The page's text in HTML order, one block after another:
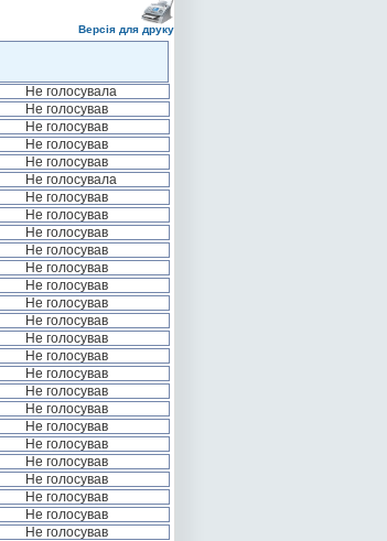
Версія для друку
Не голосувала
Не голосував
Не голосував
Не голосував
Не голосував
Не голосувала
Не голосував
Не голосував
Не голосував
Не голосував
Не голосував
Не голосував
Не голосував
Не голосував
Не голосував
Не голосував
Не голосував
Не голосував
Не голосував
Не голосував
Не голосував
Не голосував
Не голосував
Не голосував
Не голосував
Не голосував